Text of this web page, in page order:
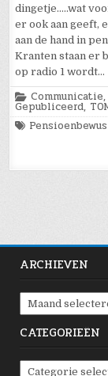
dingetje…..wat
er ook aan geeft,
aan de hand in
Kranten staan er
op radio 1 wordt…
Posted
in
Communicatie,
Gepubliceerd,
Tagged
ARCHIEVEN
Archieven
CATEGORIEËN
Categorieën